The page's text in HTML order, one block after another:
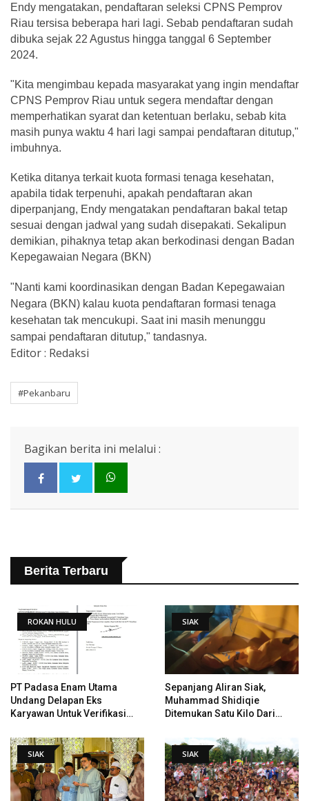
Endy mengatakan, pendaftaran seleksi CPNS Pemprov
Riau tersisa beberapa hari lagi. Sebab pendaftaran sudah
dibuka sejak 22 Agustus hingga tanggal 6 September
2024.
"Kita mengimbau kepada masyarakat yang ingin mendaftar
CPNS Pemprov Riau untuk segera mendaftar dengan
memperhatikan syarat dan ketentuan berlaku, sebab kita
masih punya waktu 4 hari lagi sampai pendaftaran ditutup,"
imbuhnya.
Ketika ditanya terkait kuota formasi tenaga kesehatan,
apabila tidak terpenuhi, apakah pendaftaran akan
diperpanjang, Endy mengatakan pendaftaran bakal tetap
sesuai dengan jadwal yang sudah disepakati. Sekalipun
demikian, pihaknya tetap akan berkodinasi dengan Badan
Kepegawaian Negara (BKN)
"Nanti kami koordinasikan dengan Badan Kepegawaian
Negara (BKN) kalau kuota pendaftaran formasi tenaga
kesehatan tak mencukupi. Saat ini masih menunggu
sampai pendaftaran ditutup," tandasnya.
Editor : Redaksi
#Pekanbaru
Bagikan berita ini melalui :
Berita Terbaru
ROKAN HULU
PT Padasa Enam Utama
Undang Delapan Eks
Karyawan Untuk Verifikasi
PHI
SIAK
Sepanjang Aliran Siak,
Muhammad Shidiqie
Ditemukan Satu Kilo Dari
SIAK SIAK